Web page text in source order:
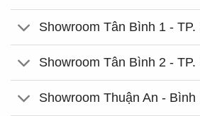
Showroom Tân Bình 1 - TP.
Showroom Tân Bình 2 - TP.
Showroom Thuận An -